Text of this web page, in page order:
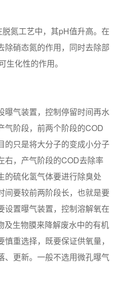
氮工艺中，其pH值升高。在
除硝态氮的作用，同时去除部
生化性的作用。
气装置，控制停留时间再水
气阶段，前两个阶段的COD
的只是将大分子的变成小分子
右，产气阶段的COD去除率
的硫化氢气体要进行除臭处
间要较前两阶段长，也就是要
设置曝气装置，控制溶解氧在
及生物膜来降解废水中的有机
重选择，既要保证供氧量，
、更新。一般不选用微孔曝气